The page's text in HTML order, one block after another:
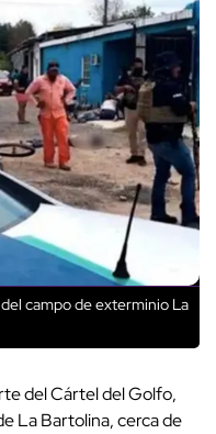
campo de exterminio La
del Cártel del Golfo,
La Bartolina, cerca de